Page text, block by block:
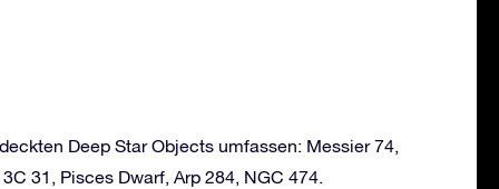
Deep Star Objects umfassen: Messier 74,
31, Pisces Dwarf, Arp 284, NGC 474.